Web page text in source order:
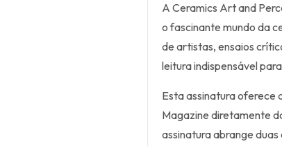
A Ceramics Art and
o fascinante mundo da
de artistas, ensaios
leitura indispensável
Esta assinatura oferece
Magazine diretamente
assinatura abrange